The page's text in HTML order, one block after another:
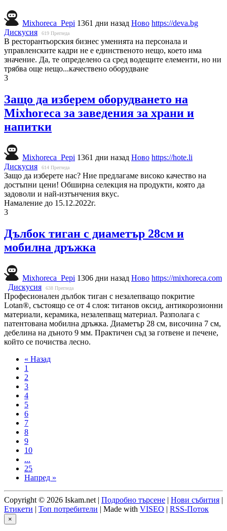
Mixhoreca_Pepi 1361 дни назад Ново https://deva.bg
Дискусия
619 Прегледа
В ресторантьорския бизнес уменията на персонала и
управленските кадри не е единственото нещо, което има
значение. Да, те определено са сред водещите елементи, но ни
трябва още нещо...качествено оборудване
3
Защо да изберем оборудването на
Mixhoreca за заведения за храни и
напитки
Mixhoreca_Pepi 1361 дни назад Ново https://hote.li
Дискусия
614 Прегледа
Защо да изберете нас? Ние предлагаме високо качество на
достъпни цени! Обширна селекция на продукти, която да
задоволи и най-изтънчения вкус.
Намаление до 15.12.2022г.
3
Дълбок тиган с диаметър 28см и
мобилна дръжка
Mixhoreca_Pepi 1306 дни назад Ново https://mixhoreca.com
Дискусия
638 Прегледа
Професионален дълбок тиган с незалепващо покритие
Lotan®, състоящо се от 4 слоя: титанов оксид, антикорозионни
материали, керамика, незалепващ материал. Разполага с
патентована мобилна дръжка. Диаметър 28 см, височина 7 см,
дебелина на дъното 9 мм. Практичен съд за готвене и печене,
който се почиства лесно.
« Назад
1
2
3
4
5
6
7
8
9
10
...
25
Напред »
Copyright © 2026 Iskam.net | Подробно търсене | Нови събития |
Етикети | Топ потребители | Made with VISEO | RSS-Поток
×